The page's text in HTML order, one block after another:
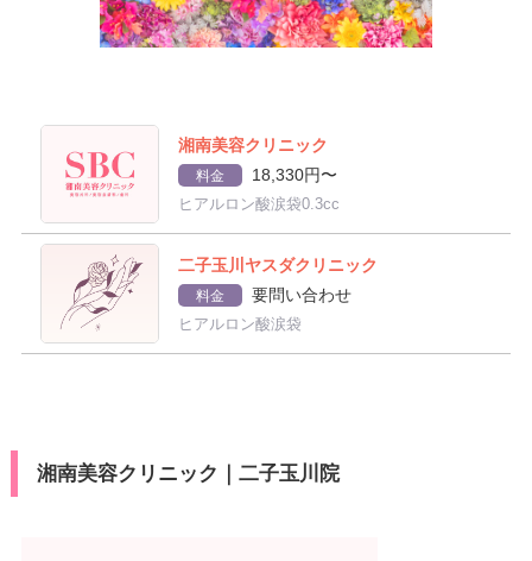
湘南美容クリニック
料金 18,330円〜
ヒアルロン酸涙袋0.3cc
二子玉川ヤスダクリニック
料金 要問い合わせ
ヒアルロン酸涙袋
湘南美容クリニック｜二子玉川院